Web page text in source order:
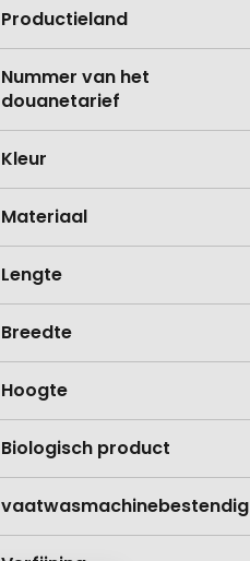
Productieland
Nummer van het
douanetarief
Kleur
Materiaal
Lengte
Breedte
Hoogte
Biologisch product
vaatwasmachinebestendig